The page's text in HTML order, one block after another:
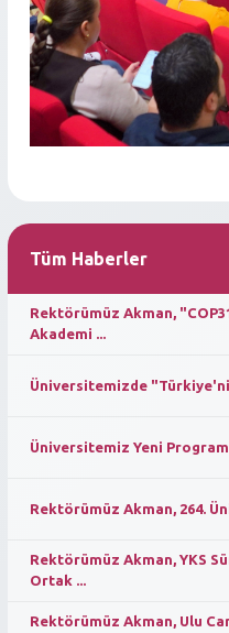
Tüm Haberler
Rektörümüz Akman,
Akademi ...
Üniversitemizde
Üniversitemiz Yeni
Rektörümüz Akman, 264.
Rektörümüz Akman, YKS
Ortak ...
Rektörümüz Akman, Ulu